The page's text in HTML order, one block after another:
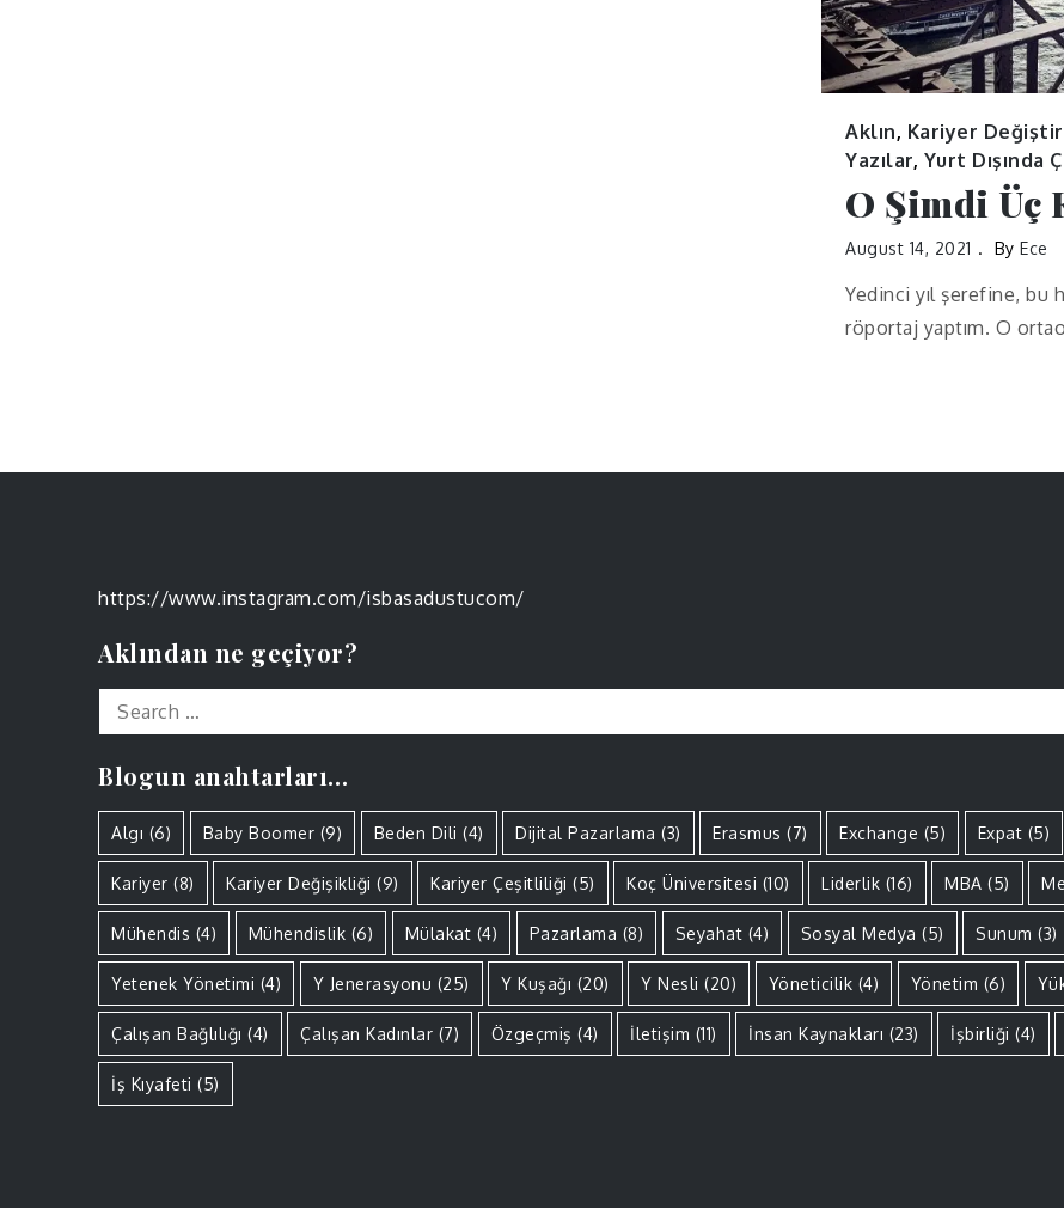
Aklın, Kariyer
Yazılar, Yurt Dışında
O Şimdi Üç
August 14, 2021 By Ece
Yedinci yıl şerefine, bu
röportaj yaptım. O
https://www.instagram.com/isbasadustucom/
Aklından ne geçiyor?
Search
for:
Blogun anahtarları…
Algı (6) Baby Boomer (9) Beden Dili (4) Dijital Pazarlama (3) Erasmus (7) Exchange (5) Expat (5)
Kariyer (8) Kariyer Değişikliği (9) Kariyer Çeşitliliği (5) Koç Üniversitesi (10) Liderlik (16) MBA (5)
Mühendis (4) Mühendislik (6) Mülakat (4) Pazarlama (8) Seyahat (4) Sosyal Medya (5) Sunum (3)
Yetenek Yönetimi (4) Y Jenerasyonu (25) Y Kuşağı (20) Y Nesli (20) Yöneticilik (4) Yönetim (6)
Çalışan Bağlılığı (4) Çalışan Kadınlar (7) Özgeçmiş (4) İletişim (11) İnsan Kaynakları (23) İşbirliği (4)
İş Kıyafeti (5)